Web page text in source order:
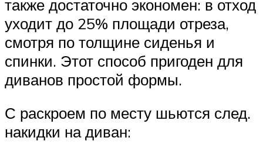
также достаточно экономен: в отход
уходит до 25% площади отреза,
смотря по толщине сиденья и
спинки. Этот способ пригоден для
диванов простой формы.
С раскроем по месту шьются след.
накидки на диван: